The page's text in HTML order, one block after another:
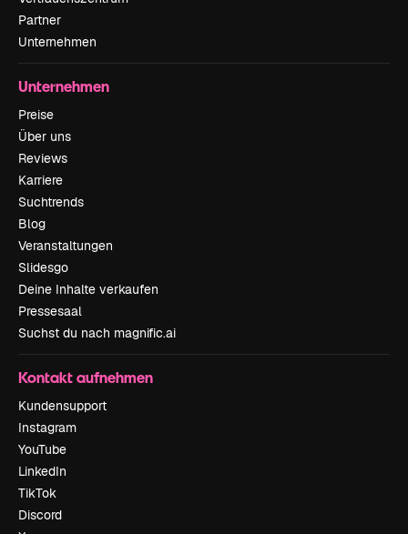
Partner
Unternehmen
Unternehmen
Preise
Über uns
Reviews
Karriere
Suchtrends
Blog
Veranstaltungen
Slidesgo
Deine Inhalte verkaufen
Pressesaal
Suchst du nach magnific.ai
Kontakt aufnehmen
Kundensupport
Instagram
YouTube
LinkedIn
TikTok
Discord